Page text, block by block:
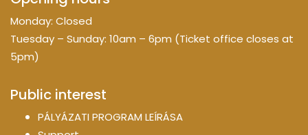
Monday: Closed
Tuesday – Sunday: 10am – 6pm (Ticket office closes at
5pm)
Public interest
PÁLYÁZATI PROGRAM LEÍRÁSA